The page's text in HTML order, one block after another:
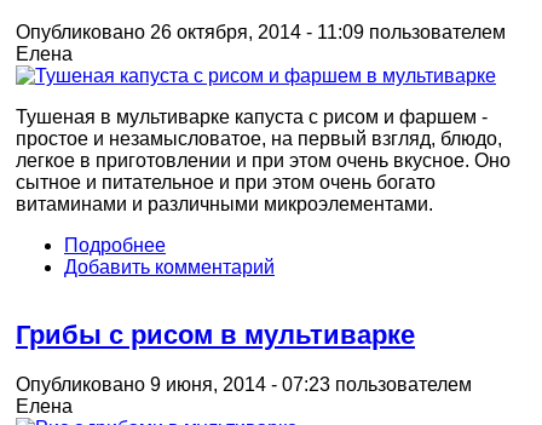
Опубликовано 26 октября, 2014 - 11:09 пользователем
Елена
Тушеная в мультиварке капуста с рисом и фаршем -
простое и незамысловатое, на первый взгляд, блюдо,
легкое в приготовлении и при этом очень вкусное. Оно
сытное и питательное и при этом очень богато
витаминами и различными микроэлементами.
Подробнее
Добавить комментарий
Грибы с рисом в мультиварке
Опубликовано 9 июня, 2014 - 07:23 пользователем
Елена